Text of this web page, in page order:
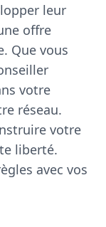
leur
offre
Que vous
votre
réseau.
votre
liberté.
avec vos